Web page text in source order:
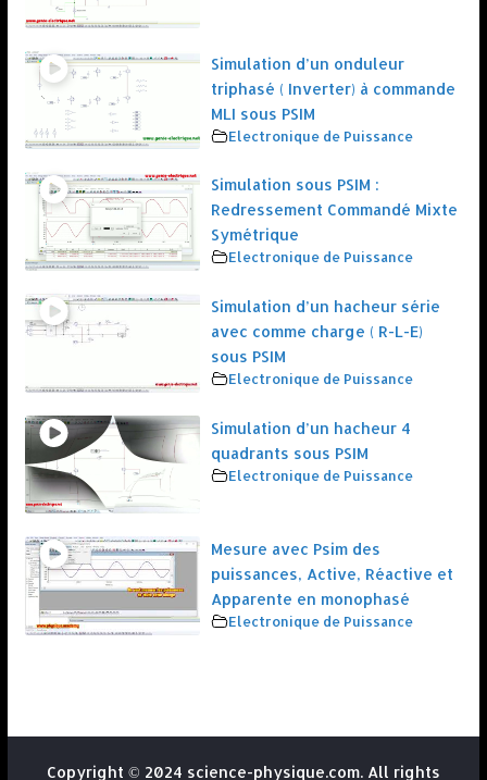
Simulation d’un onduleur
triphasé ( Inverter) à commande
MLI sous PSIM
Electronique de Puissance
Simulation sous PSIM :
Redressement Commandé Mixte
Symétrique
Electronique de Puissance
Simulation d’un hacheur série
avec comme charge ( R-L-E)
sous PSIM
Electronique de Puissance
Simulation d’un hacheur 4
quadrants sous PSIM
Electronique de Puissance
Mesure avec Psim des
puissances, Active, Réactive et
Apparente en monophasé
Electronique de Puissance
Copyright © 2024 science-physique.com. All rights